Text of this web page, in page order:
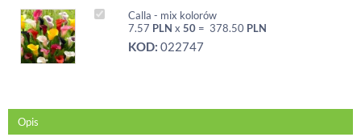
Calla - mix kolorów
7.57 PLN x 50 = 378.50 PLN
KOD: 022747
Opis